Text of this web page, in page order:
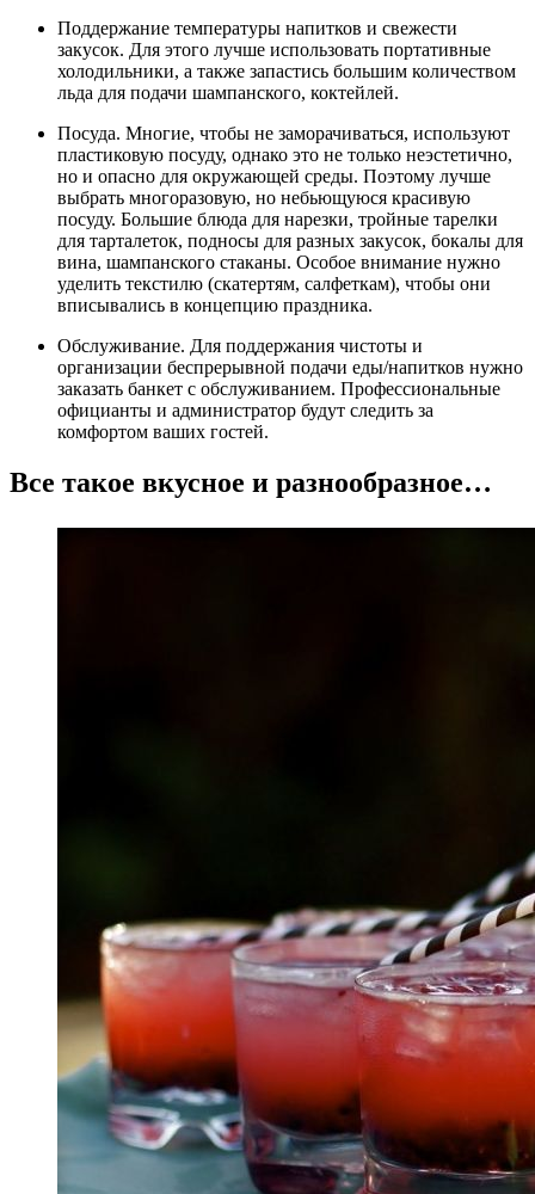
Поддержание температуры напитков и свежести
закусок. Для этого лучше использовать портативные
холодильники, а также запастись большим количеством
льда для подачи шампанского, коктейлей.
Посуда. Многие, чтобы не заморачиваться, используют
пластиковую посуду, однако это не только неэстетично,
но и опасно для окружающей среды. Поэтому лучше
выбрать многоразовую, но небьющуюся красивую
посуду. Большие блюда для нарезки, тройные тарелки
для тарталеток, подносы для разных закусок, бокалы для
вина, шампанского стаканы. Особое внимание нужно
уделить текстилю (скатертям, салфеткам), чтобы они
вписывались в концепцию праздника.
Обслуживание. Для поддержания чистоты и
организации беспрерывной подачи еды/напитков нужно
заказать банкет с обслуживанием. Профессиональные
официанты и администратор будут следить за
комфортом ваших гостей.
Все такое вкусное и разнообразное…